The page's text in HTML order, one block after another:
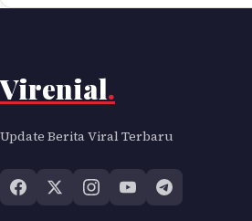
Virenial.
Update Berita Viral Terbaru